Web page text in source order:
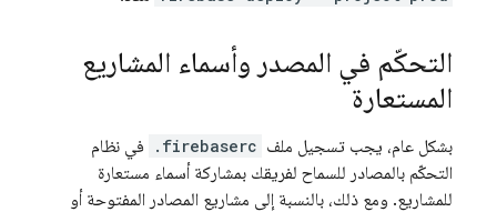
التحكّم في المصدر وأسماء المشاريع
المستعارة
بشكل عام، يجب تسجيل ملف .firebaserc
في نظام
التحكّم بالمصادر للسماح لفريقك بمشاركة أسماء مستعارة
للمشاريع. ومع ذلك، بالنسبة إلى مشاريع المصادر المفتوحة أو